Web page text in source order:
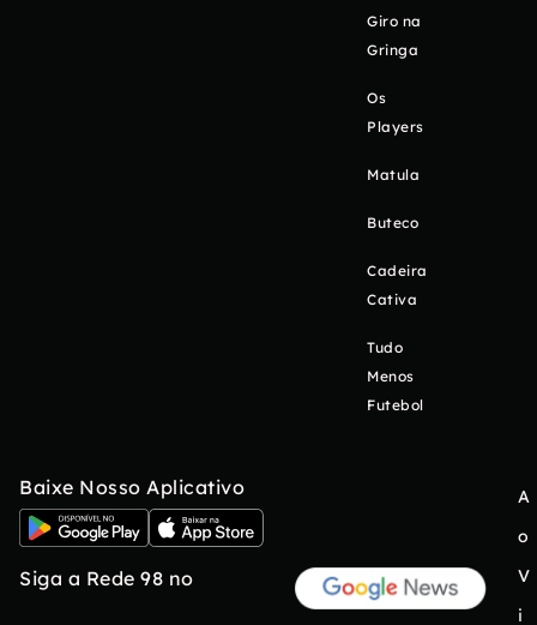
Giro na
Gringa
Os
Players
Matula
Buteco
Cadeira
Cativa
Tudo
Menos
Futebol
Baixe Nosso Aplicativo
Siga a Rede 98 no
A
o
V
i